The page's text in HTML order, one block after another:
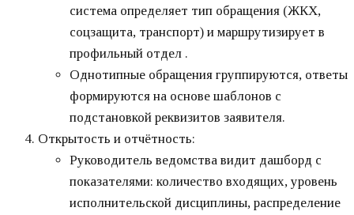
система определяет тип обращения (ЖКХ,
соцзащита, транспорт) и маршрутизирует в
профильный отдел .
Однотипные обращения группируются, ответы
формируются на основе шаблонов с
подстановкой реквизитов заявителя.
Открытость и отчётность:
Руководитель ведомства видит дашборд с
показателями: количество входящих, уровень
исполнительской дисциплины, распределение